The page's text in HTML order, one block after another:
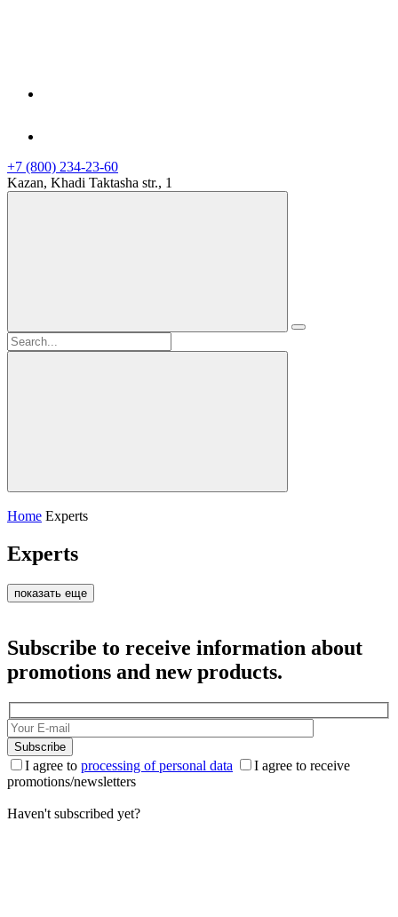
+7 (800) 234-23-60
Kazan, Khadi Taktasha str., 1
Home Experts
Experts
показать еще
Subscribe to receive information about
promotions and new products.
Subscribe
I agree to processing of personal data
I agree to receive
promotions/newsletters
Haven't subscribed yet?